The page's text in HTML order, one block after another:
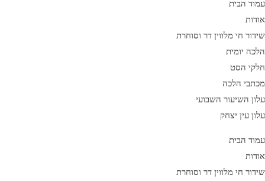
עמוד הבית
אודות
שידור חי מלווין דר וסוחרת
הלכה יומית
חלקי הסט
מכתבי הלכה
עלון השיעור השבועי
עלון עין יצחק
עמוד הבית
אודות
שידור חי מלווין דר וסוחרת